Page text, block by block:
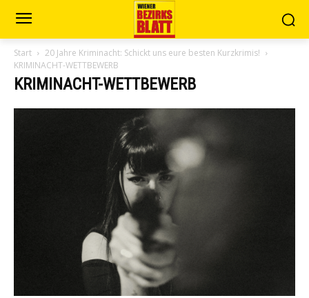
Start
20 Jahre Kriminacht: Schickt uns eure besten Kurzkrimis!
KRIMINACHT-WETTBEWERB
KRIMINACHT-WETTBEWERB